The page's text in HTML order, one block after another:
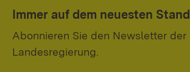
Immer auf dem neuesten Stand
Abonnieren Sie den Newsletter der
Landesregierung.